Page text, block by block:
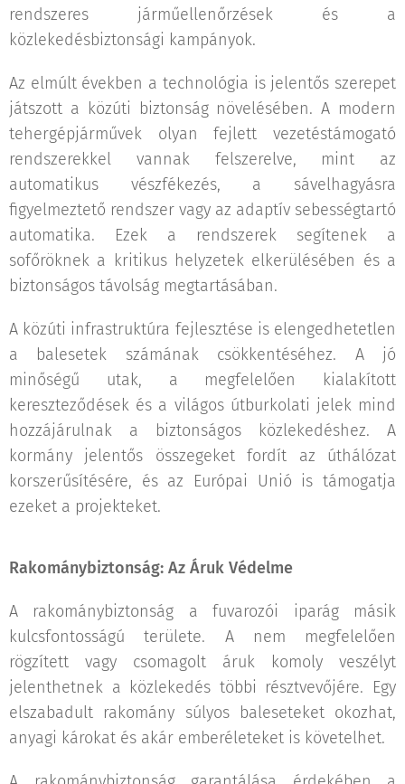
rendszeres járműellenőrzések és a
közlekedésbiztonsági kampányok.
Az elmúlt években a technológia is jelentős szerepet
játszott a közúti biztonság növelésében. A modern
tehergépjárművek olyan fejlett vezetéstámogató
rendszerekkel vannak felszerelve, mint az
automatikus vészfékezés, a sávelhagyásra
figyelmeztető rendszer vagy az adaptív sebességtartó
automatika. Ezek a rendszerek segítenek a
sofőröknek a kritikus helyzetek elkerülésében és a
biztonságos távolság megtartásában.
A közúti infrastruktúra fejlesztése is elengedhetetlen
a balesetek számának csökkentéséhez. A jó
minőségű utak, a megfelelően kialakított
kereszteződések és a világos útburkolati jelek mind
hozzájárulnak a biztonságos közlekedéshez. A
kormány jelentős összegeket fordít az úthálózat
korszerűsítésére, és az Európai Unió is támogatja
ezeket a projekteket.
Rakománybiztonság: Az Áruk Védelme
A rakománybiztonság a fuvarozói iparág másik
kulcsfontosságú területe. A nem megfelelően
rögzített vagy csomagolt áruk komoly veszélyt
jelenthetnek a közlekedés többi résztvevőjére. Egy
elszabadult rakomány súlyos baleseteket okozhat,
anyagi károkat és akár emberéleteket is követelhet.